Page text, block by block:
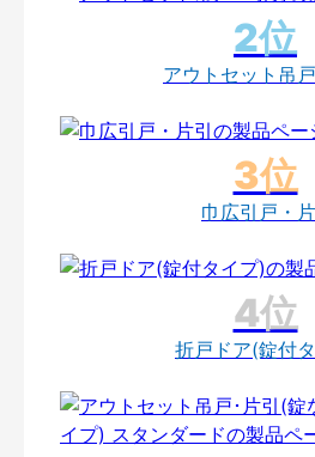
アウトセット吊
巾広引戸・
折戸ドア(錠付